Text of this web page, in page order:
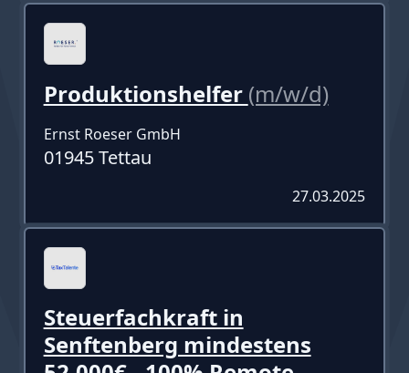
Produktionshelfer (m/w/d)
Ernst Roeser GmbH
01945 Tettau
27.03.2025
Steuerfachkraft in
Senftenberg mindestens